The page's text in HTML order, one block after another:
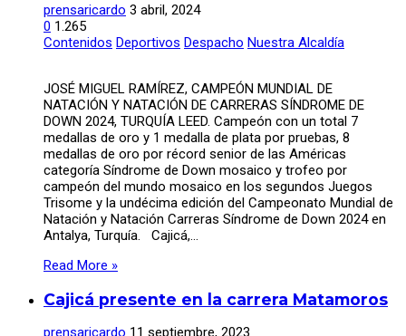
prensaricardo 3 abril, 2024
0 1.265
Contenidos Deportivos Despacho Nuestra Alcaldía
JOSÉ MIGUEL RAMÍREZ, CAMPEÓN MUNDIAL DE
NATACIÓN Y NATACIÓN DE CARRERAS SÍNDROME DE
DOWN 2024, TURQUÍA LEED. Campeón con un total 7
medallas de oro y 1 medalla de plata por pruebas, 8
medallas de oro por récord senior de las Américas
categoría Síndrome de Down mosaico y trofeo por
campeón del mundo mosaico en los segundos Juegos
Trisome y la undécima edición del Campeonato Mundial de
Natación y Natación Carreras Síndrome de Down 2024 en
Antalya, Turquía. Cajicá,…
Read More »
Cajicá presente en la carrera Matamoros
prensaricardo 11 septiembre, 2023